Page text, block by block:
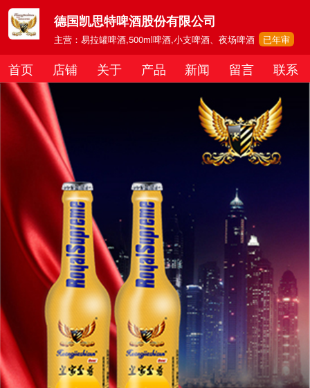
德国凯思特啤酒股份有限公司
主营：易拉罐啤酒,500ml啤酒,小支啤酒、夜场啤酒 已年审
首页 店铺 关于 产品 新闻 留言 联系